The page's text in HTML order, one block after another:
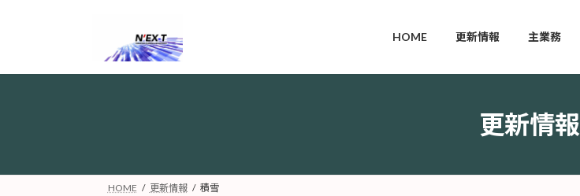
プ
動
HOME 更新情報 主業務
更新情報
HOME 更新情報 積雪